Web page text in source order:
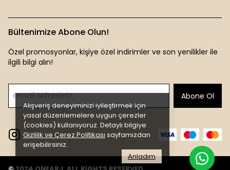
Alışveriş deneyiminizi iyileştirmek için
yasal düzenlemelere uygun çerezler
(cookies) kullanıyoruz. Detaylı bilgiye
Gizlilik ve Çerez Politikası sayfamızdan
erişebilirsiniz.
Anladım
Bültenimize Abone Olun!
Özel promosyonlar, kişiye özel indirimler ve son yenilikler ile
ilgili bilgi alın!
Abone Ol